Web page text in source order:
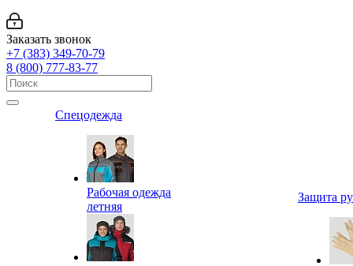
Заказать звонок
+7 (383) 349-70-79
8 (800) 777-83-77
Спецодежда
Рабочая одежда
летняя
Защита